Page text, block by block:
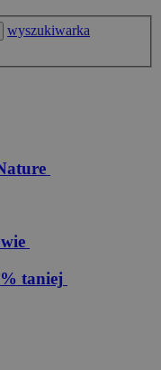
wyszukiwarka
taniej